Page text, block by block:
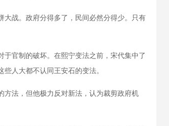
战。政府分得多了，民间必然分得少。只有
官制的破坏。在熙宁变法之前，宋代集中了
人大都不认同王安石的变法。
法，但他极力反对新法，认为裁剪政府机